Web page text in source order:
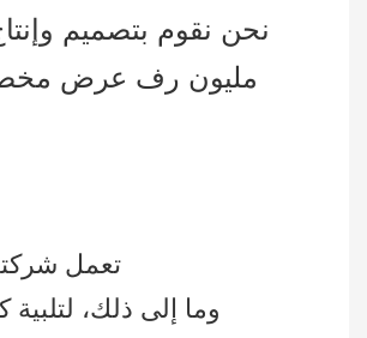
مليون رف عرض مخصص